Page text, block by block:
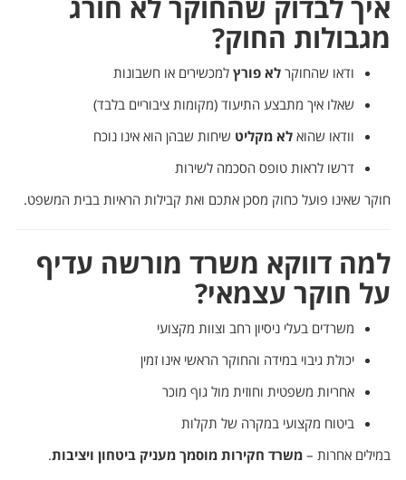
איך לבדוק שהחוקר לא חורג
מגבולות החוק?
ודאו שהחוקרלא פורץ למכשירים או חשבונות
שאלו איך מתבצע התיעוד (מקומות ציבוריים בלבד)
וודאו שהואלא מקליט שיחות שבהן הוא אינו נוכח
דרשו לראות טופס הסכמה לשירות
חוקר שאינו פועל כחוק מסכן אתכם ואת קבילות הראיות בבית המשפט.
למה דווקא משרד מורשה עדיף
על חוקר עצמאי?
משרדים בעלי ניסיון רחב וצוות מקצועי
יכולת גיבוי במידה והחוקר הראשי אינו זמין
אחריות משפטית וחוזית מול גוף מוכר
ביטוח מקצועי במקרה של תקלות
במילים אחרות –משרד חקירות מוסמך מעניק ביטחון ויציבות.